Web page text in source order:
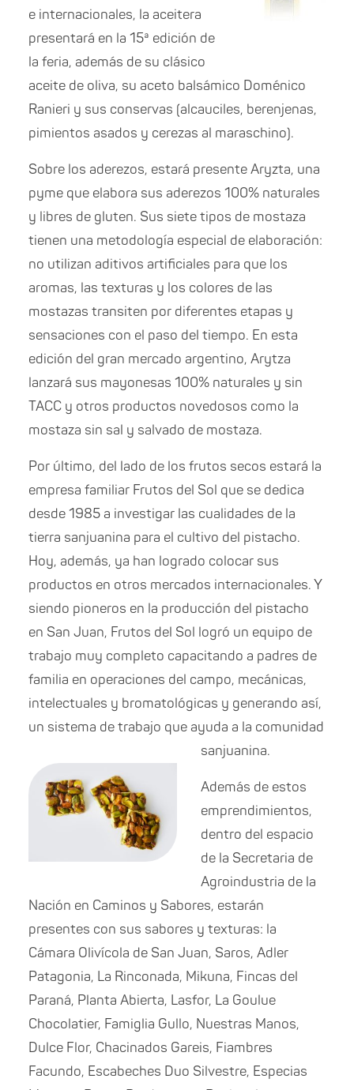
e internacionales, la aceitera
presentará en la 15ª edición de
la feria, además de su clásico
aceite de oliva, su aceto balsámico Doménico
Ranieri y sus conservas (alcauciles, berenjenas,
pimientos asados y cerezas al maraschino).
Sobre los aderezos, estará presente Aryzta, una
pyme que elabora sus aderezos 100% naturales
y libres de gluten. Sus siete tipos de mostaza
tienen una metodología especial de elaboración:
no utilizan aditivos artificiales para que los
aromas, las texturas y los colores de las
mostazas transiten por diferentes etapas y
sensaciones con el paso del tiempo. En esta
edición del gran mercado argentino, Arytza
lanzará sus mayonesas 100% naturales y sin
TACC y otros productos novedosos como la
mostaza sin sal y salvado de mostaza.
Por último, del lado de los frutos secos estará la
empresa familiar Frutos del Sol que se dedica
desde 1985 a investigar las cualidades de la
tierra sanjuanina para el cultivo del pistacho.
Hoy, además, ya han logrado colocar sus
productos en otros mercados internacionales. Y
siendo pioneros en la producción del pistacho
en San Juan, Frutos del Sol logró un equipo de
trabajo muy completo capacitando a padres de
familia en operaciones del campo, mecánicas,
intelectuales y bromatológicas y generando así,
un sistema de trabajo que ayuda a la comunidad
sanjuanina.
Además de estos
emprendimientos,
dentro del espacio
de la Secretaria de
Agroindustria de la
Nación en Caminos y Sabores, estarán
presentes con sus sabores y texturas: la
Cámara Olivícola de San Juan, Saros, Adler
Patagonia, La Rinconada, Mikuna, Fincas del
Paraná, Planta Abierta, Lasfor, La Goulue
Chocolatier, Famiglia Gullo, Nuestras Manos,
Dulce Flor, Chacinados Gareis, Fiambres
Facundo, Escabeches Duo Silvestre, Especias